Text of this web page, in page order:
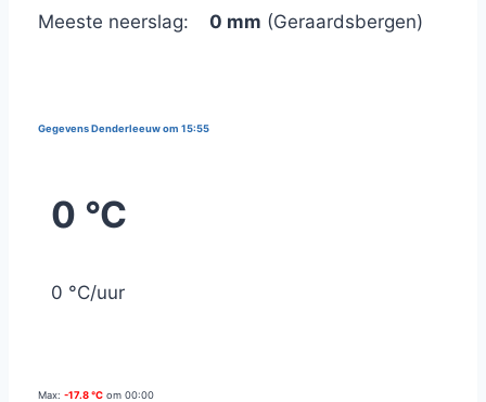
Meeste neerslag:
0 mm (Geraardsbergen)
Gegevens Denderleeuw om 15:55
0 °C
0 °C/uur
Max: -17.8 °C om 00:00